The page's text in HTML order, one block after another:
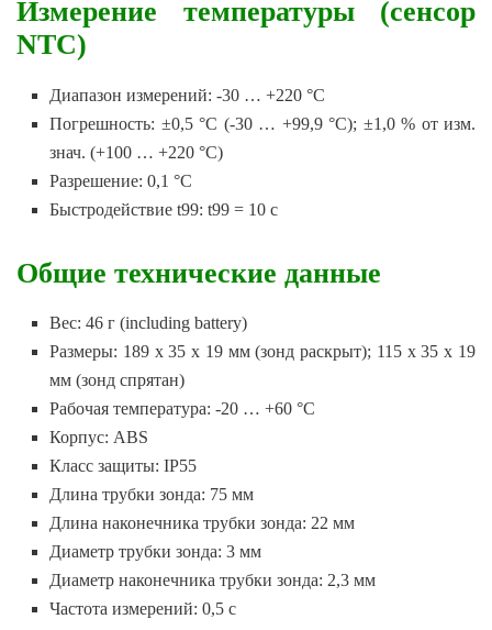
Измерение температуры (сенсор
NTC)
Диапазон измерений: -30 … +220 °C
Погрешность: ±0,5 °C (-30 … +99,9 °C); ±1,0 % от изм.
знач. (+100 … +220 °C)
Разрешение: 0,1 °C
Быстродействие t99: t99 = 10 с
Общие технические данные
Вес: 46 г (including battery)
Размеры: 189 x 35 x 19 мм (зонд раскрыт); 115 x 35 x 19
мм (зонд спрятан)
Рабочая температура: -20 … +60 °C
Корпус: ABS
Класс защиты: IP55
Длина трубки зонда: 75 мм
Длина наконечника трубки зонда: 22 мм
Диаметр трубки зонда: 3 мм
Диаметр наконечника трубки зонда: 2,3 мм
Частота измерений: 0,5 с